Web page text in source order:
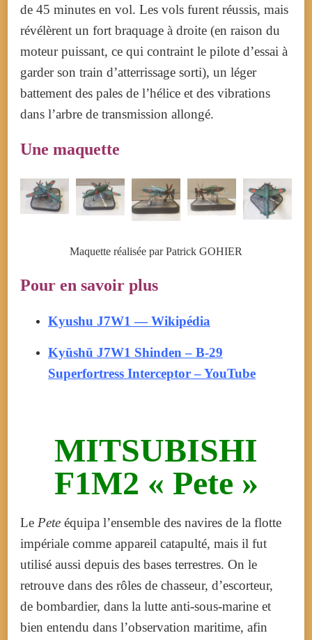
de 45 minutes en vol. Les vols furent réussis, mais
révélèrent un fort braquage à droite (en raison du
moteur puissant, ce qui contraint le pilote d’essai à
garder son train d’atterrissage sorti), un léger
battement des pales de l’hélice et des vibrations
dans l’arbre de transmission allongé.
Une maquette
Maquette réalisée par Patrick GOHIER
Pour en savoir plus
Kyushu J7W1 — Wikipédia
Kyūshū J7W1 Shinden – B-29
Superfortress Interceptor – YouTube
MITSUBISHI
F1M2 « Pete »
Le Pete équipa l’ensemble des navires de la flotte
impériale comme appareil catapulté, mais il fut
utilisé aussi depuis des bases terrestres. On le
retrouve dans des rôles de chasseur, d’escorteur,
de bombardier, dans la lutte anti-sous-marine et
bien entendu dans l’observation maritime, afin